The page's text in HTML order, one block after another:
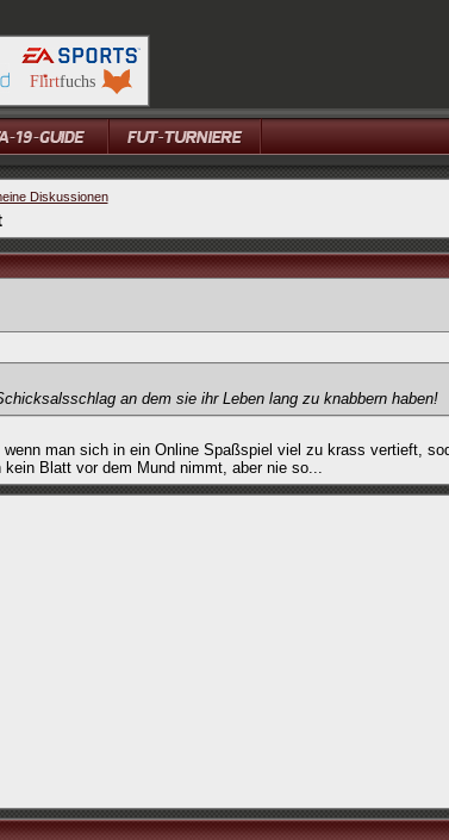
Diskussionen
an dem sie ihr Leben lang zu knabbern haben!
man sich in ein Online Spaßspiel viel zu krass vertieft,
Blatt vor dem Mund nimmt, aber nie so...